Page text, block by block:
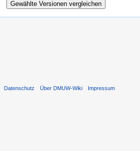
Datenschutz Über DMUW-Wiki Impressum